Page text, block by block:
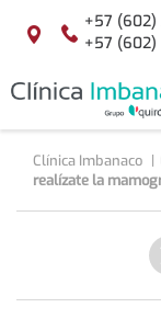
Localización
+57 (602)
+57
Clínica Imbanaco
realízate la